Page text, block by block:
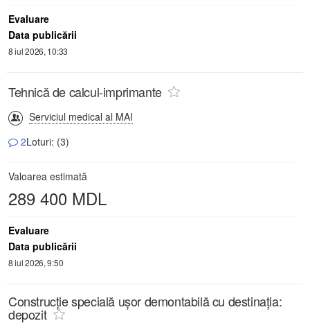
Evaluare
Data publicării
8 iul 2026, 10:33
Tehnică de calcul-imprimante
Serviciul medical al MAI
2Loturi: (3)
Valoarea estimată
289 400 MDL
Evaluare
Data publicării
8 iul 2026, 9:50
Construcție specială ușor demontabilă cu destinația:
depozit